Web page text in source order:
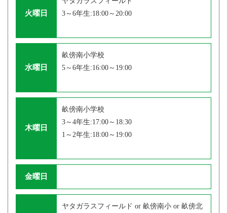
火曜日
3～6年生:18:00～20:00
水曜日
畝傍南小学校
5～6年生:16:00～19:00
木曜日
畝傍南小学校
3～4年生:17:00～18:30
1～2年生:18:00～19:00
金曜日
ヤタガラスフィールド or 畝傍南小 or 畝傍北